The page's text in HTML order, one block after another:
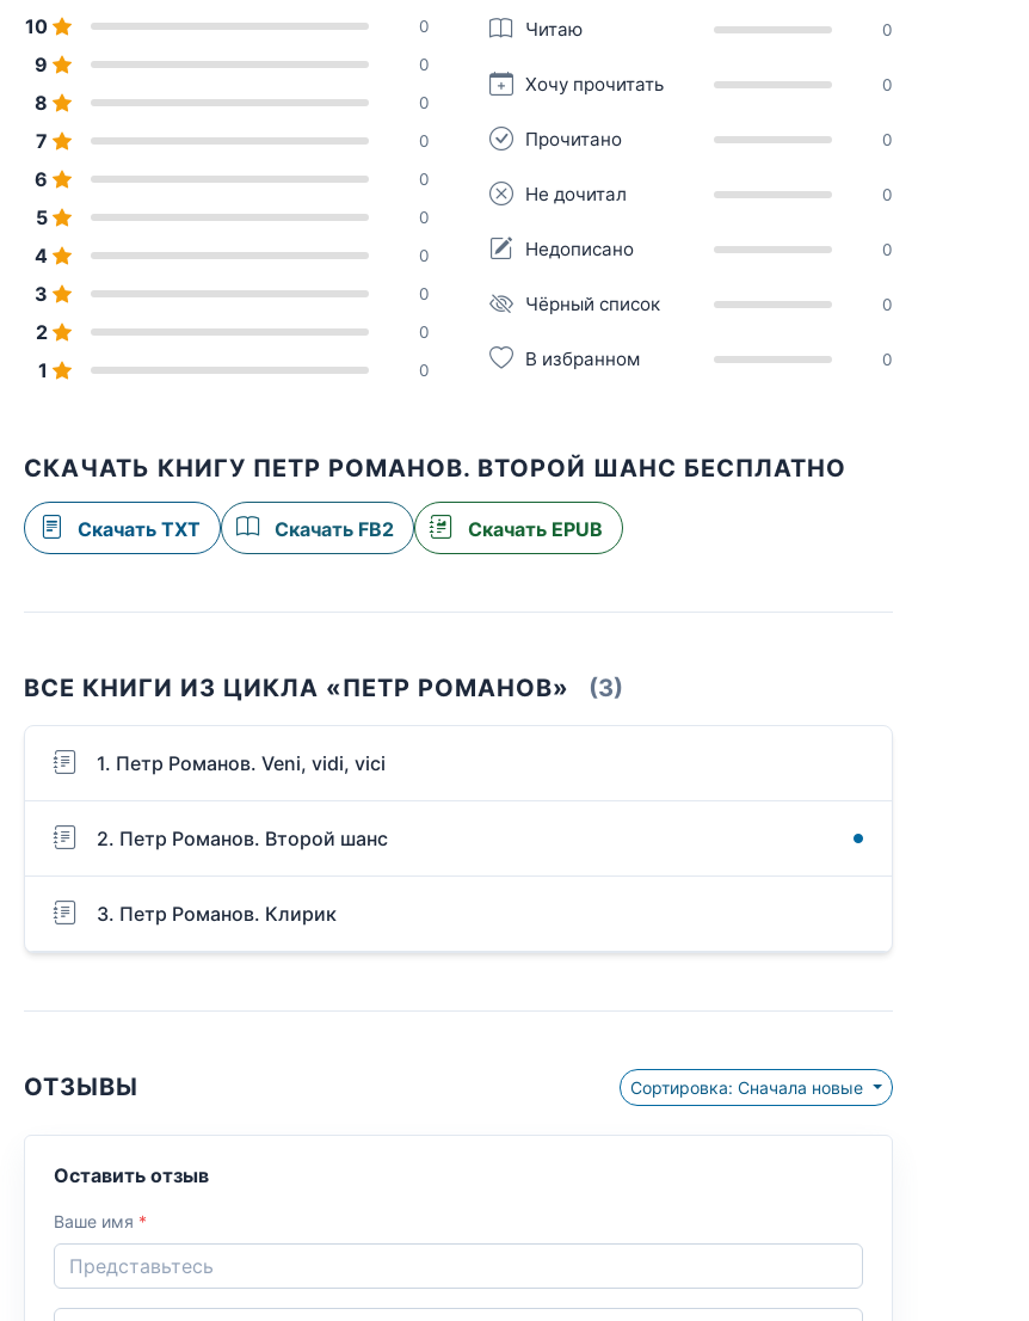
10 0
9 0
8 0
7 0
6 0
5 0
4 0
3 0
2 0
1 0
Читаю 0
Хочу прочитать 0
Прочитано 0
Не дочитал 0
Недописано 0
Чёрный список 0
В избранном 0
СКАЧАТЬ КНИГУ ПЕТР РОМАНОВ. ВТОРОЙ ШАНС БЕСПЛАТНО
Скачать TXT Скачать FB2 Скачать EPUB
ВСЕ КНИГИ ИЗ ЦИКЛА «ПЕТР РОМАНОВ» (3)
1. Петр Романов. Veni, vidi, vici
2. Петр Романов. Второй шанс
3. Петр Романов. Клирик
ОТЗЫВЫ Сортировка: Сначала новые
Оставить отзыв
Ваше имя *